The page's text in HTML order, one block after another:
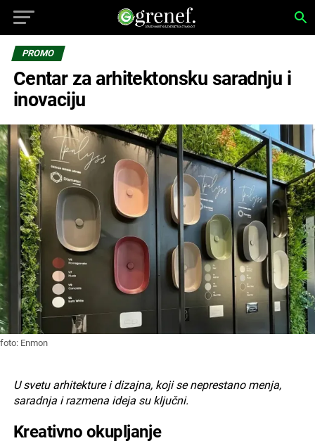
PROMO
Centar za arhitektonsku saradnju i
inovaciju
foto: Enmon
U svetu arhitekture i dizajna, koji se neprestano menja,
saradnja i razmena ideja su ključni.
Kreativno okupljanje